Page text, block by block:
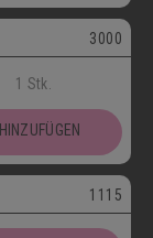
3000
1 Stk.
HINZUFÜGEN
1115